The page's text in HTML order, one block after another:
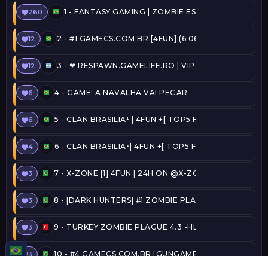
260 1 - FANTASY GAMING | ZOMBIE ESCAPE |
12 2 - #1 GAMECS.COM.BR [4FUN] (6:06)
12 3 - ❤ RESPAWN.GAMELIFE.RO | VIP FREE | STEAM
6 4 - GAME: A NAVALHA VAI PEGAR
6 5 - CLAN BRASILIA¹ | 4FUN +[ TOP5 FREE ADMIN +
4 6 - CLAN BRASILIA²| 4FUN +[ TOP5 FREE ADMIN +
3 7 - X-ZONE [1] 4FUN | 24H ON @X-ZONE
3 8 - |DARK HUNTERS| #1 ZOMBIE PLAGUE 2011
3 9 - TURKEY ZOMBIE PLAGUE 4.3 -HLPLAYER.COM
3 10 - #4 GAMECS.COM.BR [GUNGAME] (33:48)